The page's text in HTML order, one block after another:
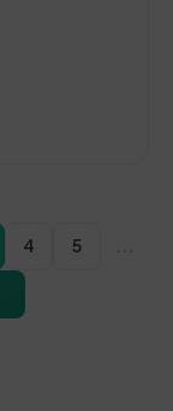
4 5